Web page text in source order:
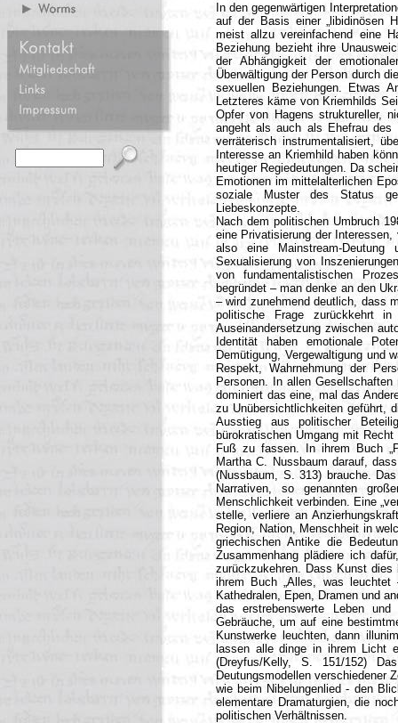
In den gegenwärtigen
auf der Basis einer „libidinösen
meist allzu vereinfachend eine
Beziehung bezieht ihre
der Abhängigkeit der
Überwältigung der Person durch
sexuellen Beziehungen. Etwas
Letzteres käme von Kriemhilds
Opfer von Hagens struktureller,
angeht als auch als Ehefrau des
verräterisch instrumentalisiert,
Interesse an Kriemhild haben
heutiger Regiedeutungen. Da
Emotionen im mittelalterlichen
soziale Muster des Status
Liebeskonzepte.
Nach dem politischen Umbruch
eine Privatisierung der
also eine Mainstream-
Sexualisierung von
von fundamentalistischen
begründet – man denke an den
– wird zunehmend deutlich, dass
politische Frage zurückkehrt
Auseinandersetzung zwischen
Identität haben emotionale
Demütigung, Vergewaltigung und
Respekt, Wahrnehmung der
Personen. In allen
dominiert das eine, mal das
zu Unübersichtlichkeiten geführt,
Ausstieg aus politischer
bürokratischen Umgang mit
Fuß zu fassen. In ihrem Buch
Martha C. Nussbaum darauf,
(Nussbaum, S. 313) brauche.
Narrativen, so genannten
Menschlichkeit verbinden. Eine
stelle, verliere an
Region, Nation, Menschheit in
griechischen Antike die
Zusammenhang plädiere ich
zurückzukehren. Dass Kunst
ihrem Buch „Alles, was leuchtet
Kathedralen, Epen, Dramen und
das erstrebenswerte Leben
Gebräuche, um auf eine
Kunstwerke leuchten, dann
lassen alle dinge in ihrem Licht
(Dreyfus/Kelly, S. 151/152)
Deutungsmodellen verschiedener
wie beim Nibelungenlied - den
elementare Dramaturgien, die
politischen Verhältnissen.